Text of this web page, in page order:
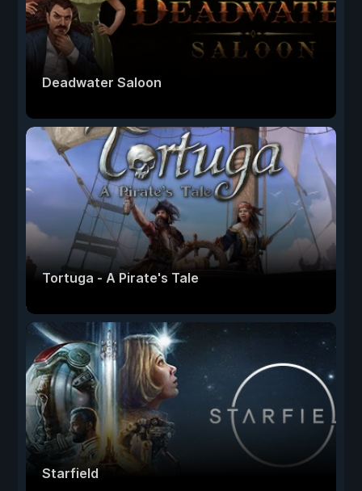
Deadwater Saloon
Tortuga - A Pirate's Tale
Starfield